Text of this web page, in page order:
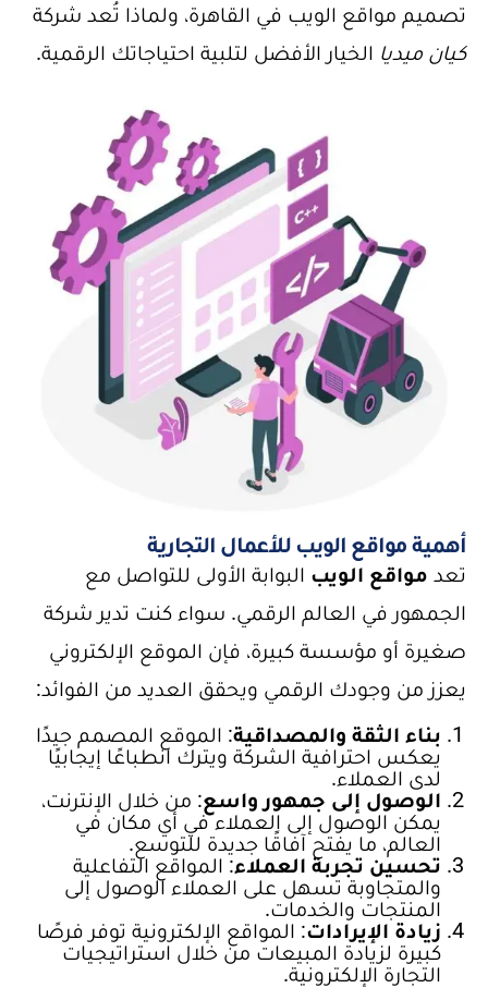
تصميم مواقع الويب في القاهرة، ولماذا تُعد شركة
كيان ميديا الخيار الأفضل لتلبية احتياجاتك الرقمية.
أهمية مواقع الويب للأعمال التجارية
تعد مواقع الويب البوابة الأولى للتواصل مع
الجمهور في العالم الرقمي. سواء كنت تدير شركة
صغيرة أو مؤسسة كبيرة، فإن الموقع الإلكتروني
يعزز من وجودك الرقمي ويحقق العديد من الفوائد:
بناء الثقة والمصداقية: الموقع المصمم جيدًا
يعكس احترافية الشركة ويترك انطباعًا إيجابيًا
لدى العملاء.
الوصول إلى جمهور واسع: من خلال الإنترنت،
يمكن الوصول إلى العملاء في أي مكان في
العالم، ما يفتح آفاقًا جديدة للتوسع.
تحسين تجربة العملاء: المواقع التفاعلية
والمتجاوبة تسهل على العملاء الوصول إلى
المنتجات والخدمات.
زيادة الإيرادات: المواقع الإلكترونية توفر فرصًا
كبيرة لزيادة المبيعات من خلال استراتيجيات
التجارة الإلكترونية.